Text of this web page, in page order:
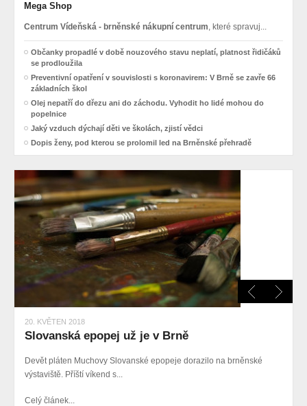
Mega Shop
Centrum Vídeňská - brněnské nákupní centrum, které spravuj...
Občanky propadlé v době nouzového stavu neplatí, platnost řidičáků
se prodloužila
Preventivní opatření v souvislosti s koronavirem: V Brně se zavře 66
základních škol
Olej nepatří do dřezu ani do záchodu. Vyhodit ho lidé mohou do
popelnice
Jaký vzduch dýchají děti ve školách, zjistí vědci
Dopis ženy, pod kterou se prolomil led na Brněnské přehradě
20. KVĚTEN 2018
Slovanská epopej už je v Brně
Devět pláten Muchovy Slovanské epopeje dorazilo na brněnské
výstaviště. Příští víkend s...
Celý článek...